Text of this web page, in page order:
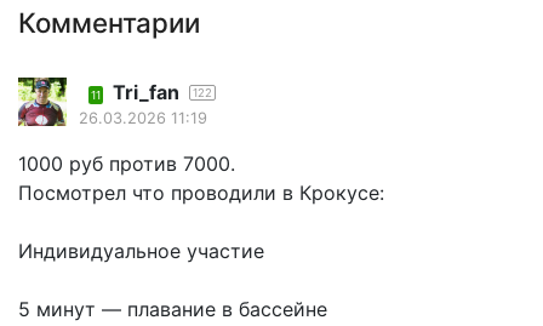
Комментарии
11 Tri_fan 122
26.03.2026 11:19
1000 руб против 7000.
Посмотрел что проводили в Крокусе:
Индивидуальное участие
5 минут — плавание в бассейне